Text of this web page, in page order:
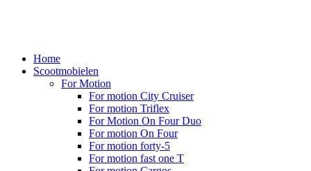
Home
Scootmobielen
For Motion
For motion City Cruiser
For motion Triflex
For Motion On Four Duo
For motion On Four
For motion forty-5
For motion fast one T